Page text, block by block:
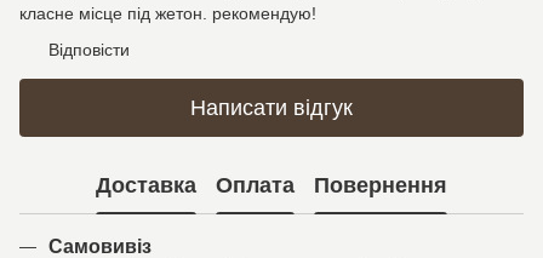
класне місце під жетон. рекомендую!
Відповісти
Написати відгук
Доставка Оплата Повернення
Самовивіз